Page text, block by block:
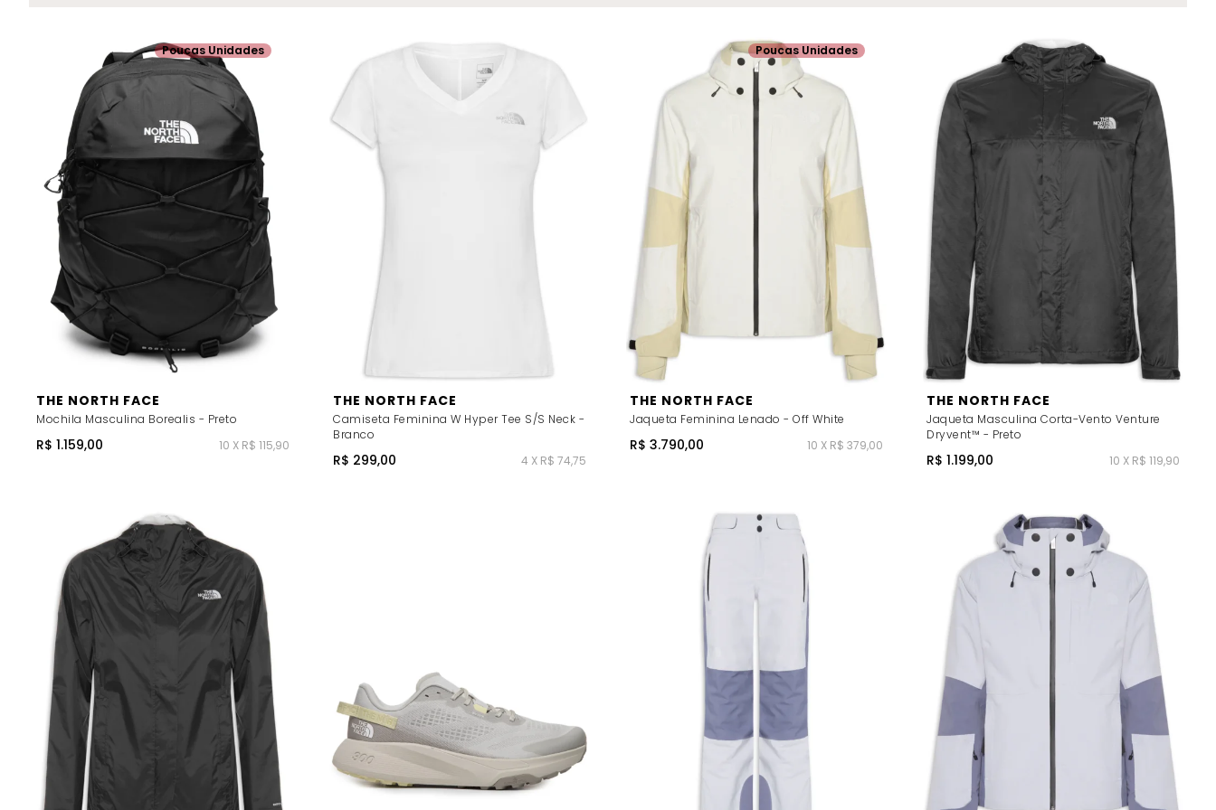
THE NORTH FACE
Mochila Masculina Borealis - Preto
R$ 1.159,00 10 X R$ 115,90
Poucas Unidades
THE NORTH FACE
Camiseta Feminina W Hyper Tee S/S Neck -
Branco
R$ 299,00 4 X R$ 74,75
THE NORTH FACE
Jaqueta Feminina Lenado - Off White
R$ 3.790,00 10 X R$ 379,00
Poucas Unidades
THE NORTH FACE
Jaqueta Masculina Corta-Vento Venture
Dryvent™ - Preto
R$ 1.199,00 10 X R$ 119,90